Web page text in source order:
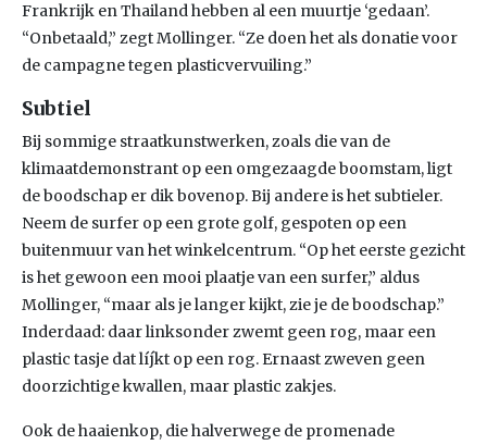
Frankrijk en Thailand hebben al een muurtje ‘gedaan’.
“Onbetaald,” zegt Mollinger. “Ze doen het als donatie voor
de campagne tegen plasticvervuiling.”
Subtiel
Bij sommige straatkunstwerken, zoals die van de
klimaatdemonstrant op een omgezaagde boomstam, ligt
de boodschap er dik bovenop. Bij andere is het subtieler.
Neem de surfer op een grote golf, gespoten op een
buitenmuur van het winkelcentrum. “Op het eerste gezicht
is het gewoon een mooi plaatje van een surfer,” aldus
Mollinger, “maar als je langer kijkt, zie je de boodschap.”
Inderdaad: daar linksonder zwemt geen rog, maar een
plastic tasje dat líjkt op een rog. Ernaast zweven geen
doorzichtige kwallen, maar plastic zakjes.
Ook de haaienkop, die halverwege de promenade